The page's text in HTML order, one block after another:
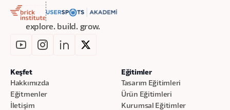
daha net cevaplar verir
Farklı organizasyon tiplerinde PM olarak
explore. build. grow.
Keşfet
Hakkımızda
Eğitmenler
İletişim
Eğitimler
Tasarım Eğitimleri
Ürün Eğitimleri
Kurumsal Eğitimler